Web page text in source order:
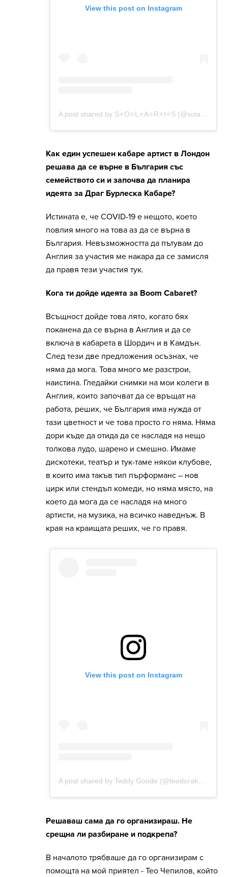
Как един успешен кабаре артист в Лондон
решава да се върне в България със
семейството си и започва да планира
идеята за Драг Бурлеска Кабаре?
Истината е, че COVID-19 е нещото, което
повлия много на това аз да се върна в
България. Невъзможността да пътувам до
Англия за участия ме накара да се замисля
да правя тези участия тук.
Кога ти дойде идеята за Boom Cabaret?
Всъщност дойде това лято, когато бях
поканена да се върна в Англия и да се
включа в кабарета в Шордич и в Камдън.
След тези две предложения осъзнах, че
няма да мога. Това много ме разстрои,
наистина. Гледайки снимки на мои колеги в
Англия, които започват да се връщат на
работа, реших, че България има нужда от
тази цветност и че това просто го няма. Няма
дори къде да отида да се насладя на нещо
толкова лудо, шарено и смешно. Имаме
дискотеки, театър и тук-таме някои клубове,
в които има такъв тип пърформанс – нов
цирк или стендъп комеди, но няма място, на
което да мога да се насладя на много
артисти, на музика, на всичко наведнъж. В
края на краищата реших, че го правя.
Решаваш сама да го организираш. Не
срещна ли разбиране и подкрепа?
В началото трябваше да го организирам с
помощта на мой приятел - Тео Чепилов, който